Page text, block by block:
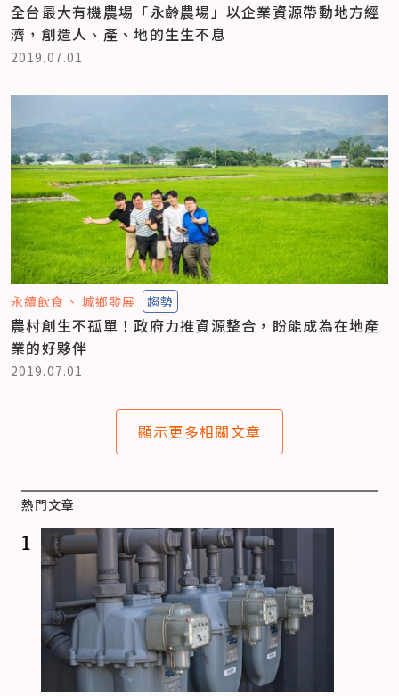
全台最大有機農場「永齡農場」以企業資源帶動地方經
濟，創造人、產、地的生生不息
2019.07.01
永續飲食 城鄉發展 趨勢
農村創生不孤單！政府力推資源整合，盼能成為在地產
業的好夥伴
2019.07.01
顯示更多相關文章
熱門文章
1